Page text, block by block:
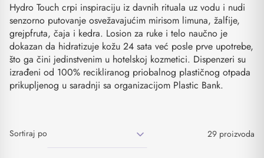
Hydro Touch crpi inspiraciju iz davnih rituala uz vodu i nudi
senzorno putovanje osvežavajućim mirisom limuna, žalfije,
grejpfruta, čaja i kedra. Losion za ruke i telo naučno je
dokazan da hidratizuje kožu 24 sata već posle prve upotrebe,
što ga čini jedinstvenim u hotelskoj kozmetici. Dispenzeri su
izrađeni od 100% recikliranog priobalnog plastičnog otpada
prikupljenog u saradnji sa organizacijom Plastic Bank.
Sortiraj po 29 proizvoda